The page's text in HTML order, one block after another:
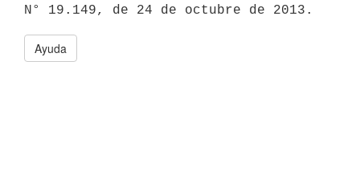
Ayuda